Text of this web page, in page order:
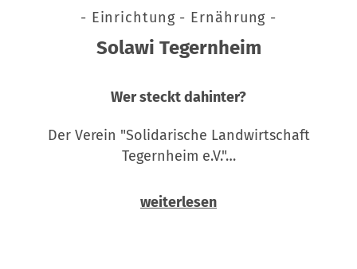
- Einrichtung - Ernährung -
Solawi Tegernheim
Wer steckt dahinter?
Der Verein "Solidarische Landwirtschaft
Tegernheim e.V."…
weiterlesen